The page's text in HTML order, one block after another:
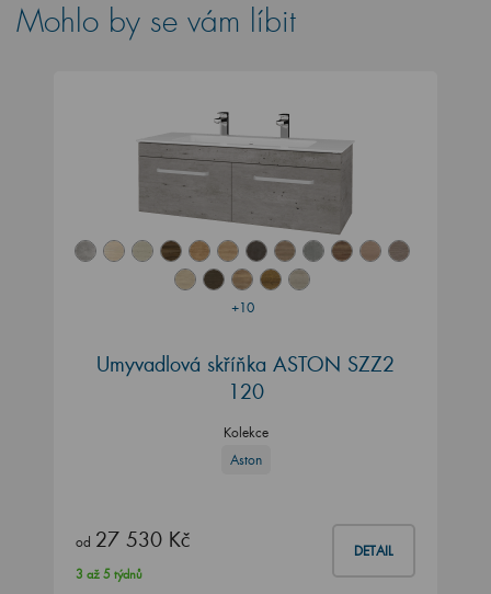
Mohlo by se vám líbit
+10
Umyvadlová skříňka ASTON SZZ2
120
Kolekce
Aston
od 27 530 Kč DETAIL
3 až 5 týdnů